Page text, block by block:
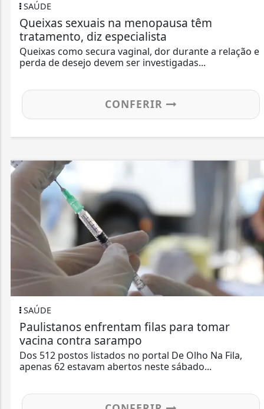
SAÚDE
Queixas sexuais na menopausa têm
tratamento, diz especialista
Queixas como secura vaginal, dor durante a relação e
perda de desejo devem ser investigadas...
CONFERIR
SAÚDE
Paulistanos enfrentam filas para tomar
vacina contra sarampo
Dos 512 postos listados no portal De Olho Na Fila,
apenas 62 estavam abertos neste sábado...